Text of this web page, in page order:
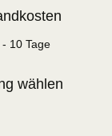
- 10 Tage
wählen